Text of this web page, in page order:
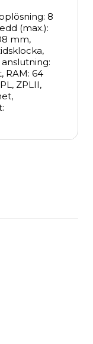
8
(max.):
mm,
RAM: 64
ZPLII,